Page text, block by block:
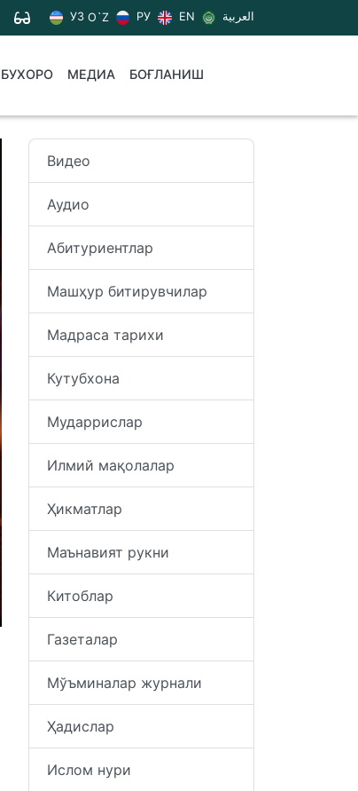
УЗ O`Z РУ EN العربية
БУХОРО МЕДИА БОҒЛАНИШ
Видео
Аудио
Абитуриентлар
Машҳур битирувчилар
Мадраса тарихи
Кутубхона
Мударрислар
Илмий мақолалар
Ҳикматлар
Маънавият рукни
Китоблар
Газеталар
Мўъминалар журнали
Ҳадислар
Ислом нури